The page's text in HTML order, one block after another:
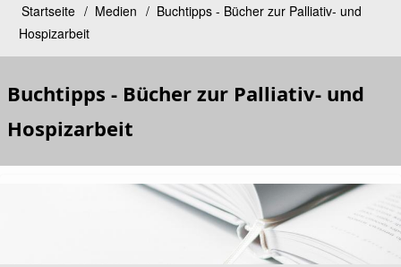
Bip
Bürgerinfoportal
Pfadnavigation
Startseite Medien
Buchtipps - Bücher zur Palliativ- und
Hospizarbeit
Buchtipps - Bücher zur Palliativ- und
Hospizarbeit